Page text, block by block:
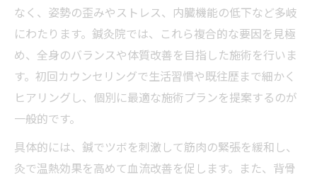
なく、姿勢の歪みやストレス、内臓機能の低下など多岐
にわたります。鍼灸院では、これら複合的な要因を見極
め、全身のバランスや体質改善を目指した施術を行いま
す。初回カウンセリングで生活習慣や既往歴まで細かく
ヒアリングし、個別に最適な施術プランを提案するのが
一般的です。
具体的には、鍼でツボを刺激して筋肉の緊張を緩和し、
灸で温熱効果を高めて血流改善を促します。また、背骨